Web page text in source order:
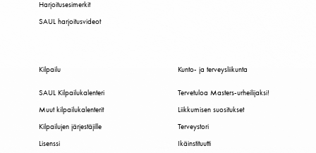
Harjoitusesimerkit
SAUL harjoitusvideot
Kilpailu
SAUL Kilpailukalenteri
Muut kilpailukalenterit
Kilpailujen järjestäjille
Lisenssi
Kunto- ja terveysliikunta
Tervetuloa Masters-urheilijaksi!
Liikkumisen suositukset
Terveystori
Ikäinstituutti